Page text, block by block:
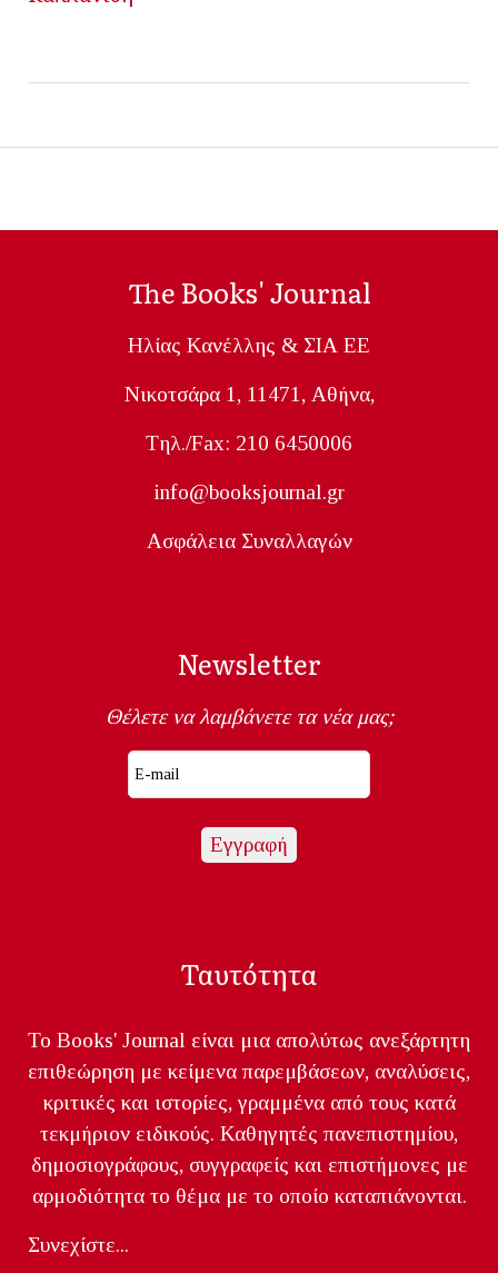
The Books' Journal
Ηλίας Κανέλλης & ΣΙΑ ΕΕ
Nικοτσάρα 1, 11471, Aθήνα,
Tηλ./Fax: 210 6450006
info@booksjournal.gr
Ασφάλεια Συναλλαγών
Newsletter
Θέλετε να λαμβάνετε τα νέα μας;
Ταυτότητα
Το Books' Journal είναι μια απολύτως ανεξάρτητη
επιθεώρηση με κείμενα παρεμβάσεων, αναλύσεις,
κριτικές και ιστορίες, γραμμένα από τους κατά
τεκμήριον ειδικούς. Καθηγητές πανεπιστημίου,
δημοσιογράφους, συγγραφείς και επιστήμονες με
αρμοδιότητα το θέμα με το οποίο καταπιάνονται.
Συνεχίστε...